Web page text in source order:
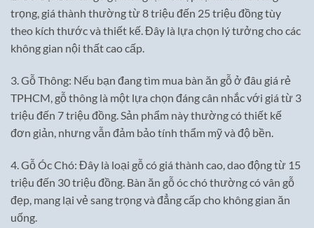
trọng, giá thành thường từ 8 triệu đến 25 triệu đồng tùy
theo kích thước và thiết kế. Đây là lựa chọn lý tưởng cho các
không gian nội thất cao cấp.
3. Gỗ Thông: Nếu bạn đang tìm mua bàn ăn gỗ ở đâu giá rẻ
TPHCM, gỗ thông là một lựa chọn đáng cân nhắc với giá từ 3
triệu đến 7 triệu đồng. Sản phẩm này thường có thiết kế
đơn giản, nhưng vẫn đảm bảo tính thẩm mỹ và độ bền.
4. Gỗ Óc Chó: Đây là loại gỗ có giá thành cao, dao động từ 15
triệu đến 30 triệu đồng. Bàn ăn gỗ óc chó thường có vân gỗ
đẹp, mang lại vẻ sang trọng và đẳng cấp cho không gian ăn
uống.